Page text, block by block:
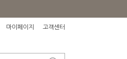
마이페이지 고객센터